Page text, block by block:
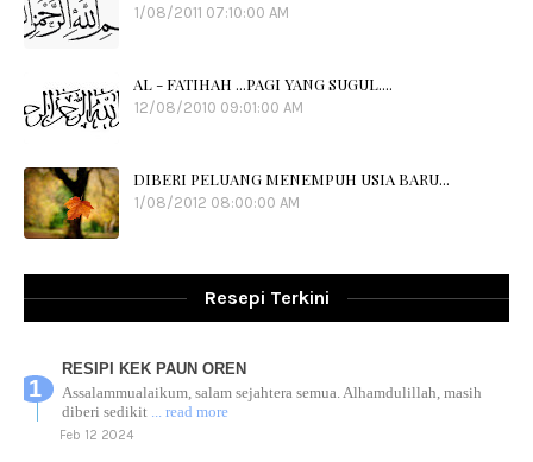
1/08/2011 07:10:00 AM
AL - FATIHAH ...PAGI YANG SUGUL....
12/08/2010 09:01:00 AM
DIBERI PELUANG MENEMPUH USIA BARU...
1/08/2012 08:00:00 AM
Resepi Terkini
RESIPI KEK PAUN OREN
Assalammualaikum, salam sejahtera semua. Alhamdulillah, masih
diberi sedikit ... read more
Feb 12 2024